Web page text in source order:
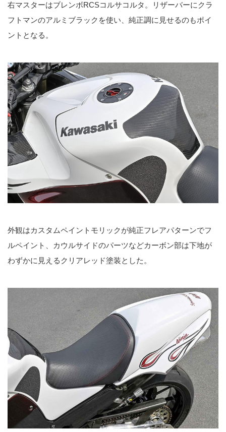
右マスターはブレンボRCSコルサコルタ。リザーバーにクラ
フトマンのアルミブラックを使い、純正調に見せるのもポイ
ントとなる。
外観はカスタムペイントモリックが純正フレアパターンでフ
ルペイント、カウルサイドのパーツなどカーボン部は下地が
わずかに見えるクリアレッド塗装とした。